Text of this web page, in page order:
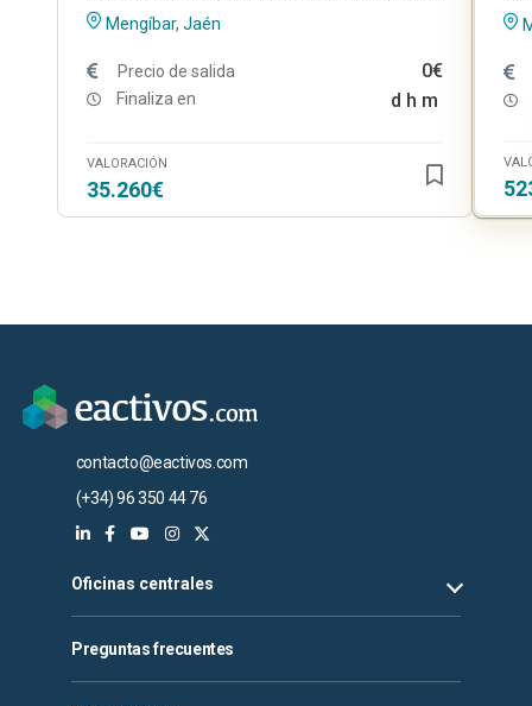
Mengíbar, Jaén
Precio de salida 0€
Finaliza en d h m
VALORACIÓN
35.260€
contacto@eactivos.com
(+34) 96 350 44 76
Oficinas centrales
Preguntas frecuentes